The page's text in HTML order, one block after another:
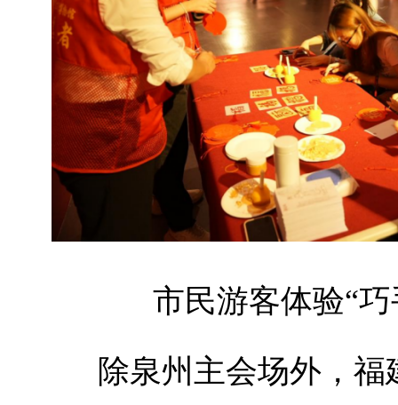
市民游客体验“
除泉州主会场外，